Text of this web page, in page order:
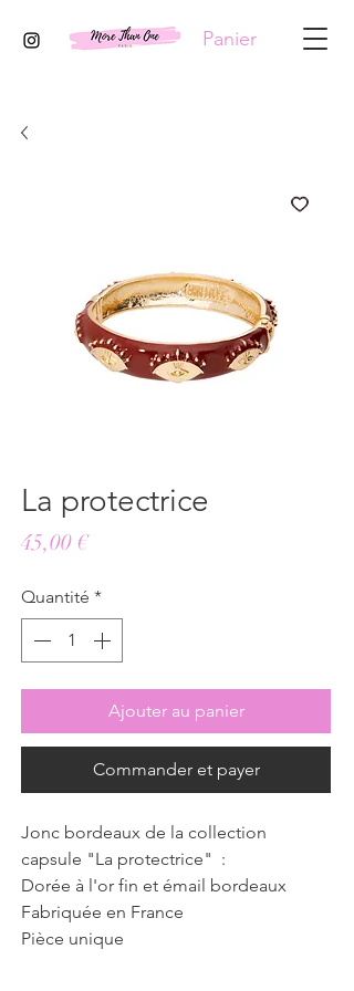
Panier
La protectrice
45,00 €Prix
Quantité *
Ajouter au panier
Commander et payer
Jonc bordeaux de la collection
capsule "La protectrice" :
Dorée à l'or fin et émail bordeaux
Fabriquée en France
Pièce unique